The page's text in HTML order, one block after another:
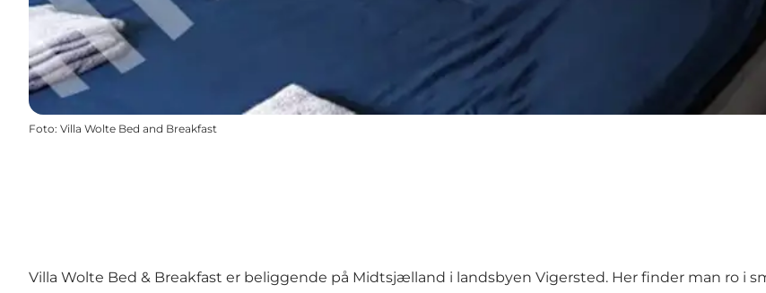
Foto: Villa Wolte Bed and Breakfast
Villa Wolte Bed & Breakfast er beliggende på Midtsjælland i landsbyen Vigersted. Her finder man ro i